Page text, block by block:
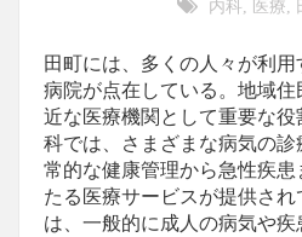
内科
医療
田町には、多くの人々が利
病院が点在している。 地域住
近な医療機関として重要な
科では、さまざまな病気の診
常的な健康管理から急性疾
たる医療サービスが提供さ
は、一般的に成人の病気や